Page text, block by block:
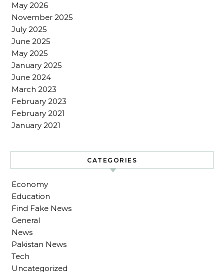
May 2026
November 2025
July 2025
June 2025
May 2025
January 2025
June 2024
March 2023
February 2023
February 2021
January 2021
CATEGORIES
Economy
Education
Find Fake News
General
News
Pakistan News
Tech
Uncategorized